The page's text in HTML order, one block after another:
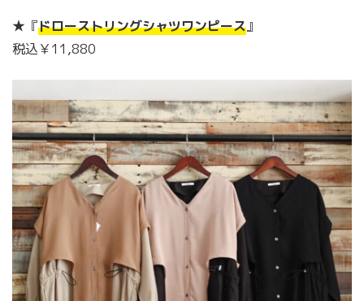
★『ドローストリングシャツワンピース』
税込￥11,880